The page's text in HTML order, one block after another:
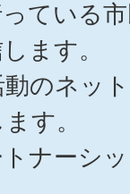
ている
ます。
のネッ
す。
ナーシ